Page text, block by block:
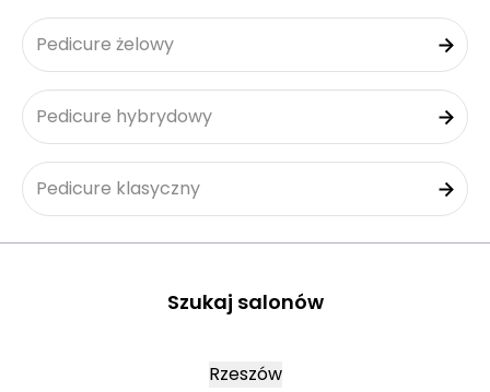
Pedicure żelowy
Pedicure hybrydowy
Pedicure klasyczny
Szukaj salonów
Rzeszów